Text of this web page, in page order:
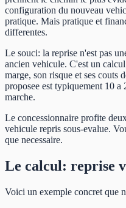
configuration du nouveau
pratique. Mais pratique et
differentes.
Le souci: la reprise n'est pas
ancien vehicule. C'est un
marge, son risque et ses couts
proposee est typiquement 10
marche.
Le concessionnaire profite
vehicule repris sous-evalue.
que necessaire.
Le calcul: reprise
Voici un exemple concret que